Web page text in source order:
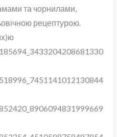
та чорнилами,
рецептурою.